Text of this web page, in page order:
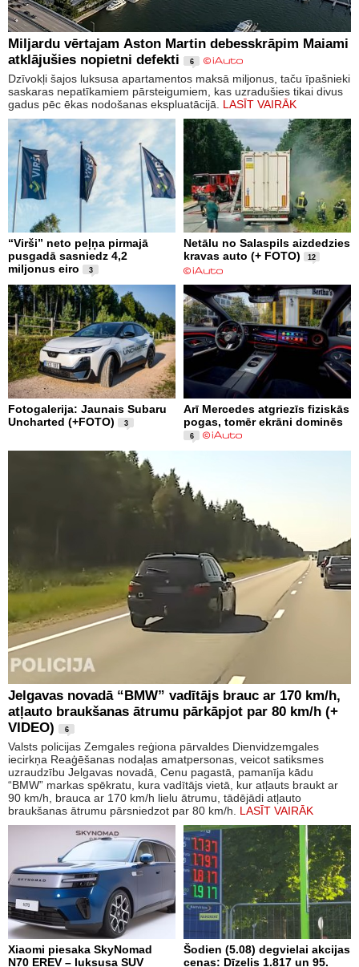
Miljardu vērtajam Aston Martin debesskrāpim Maiami
atklājušies nopietni defekti
6
Dzīvokļi šajos luksusa apartamentos maksā miljonus, taču īpašnieki
saskaras nepatīkamiem pārsteigumiem, kas uzradušies tikai divus
gadus pēc ēkas nodošanas ekspluatācijā. LASĪT VAIRĀK
“Virši” neto peļņa pirmajā
pusgadā sasniedz 4,2
miljonus eiro
3
Netālu no Salaspils aizdedzies
kravas auto (+ FOTO)
12
Fotogalerija: Jaunais Subaru
Uncharted (+FOTO)
3
Arī Mercedes atgriezīs fiziskās
pogas, tomēr ekrāni dominēs
6
Jelgavas novadā “BMW” vadītājs brauc ar 170 km/h,
atļauto braukšanas ātrumu pārkāpjot par 80 km/h (+
VIDEO)
6
Valsts policijas Zemgales reģiona pārvaldes Dienvidzemgales
iecirkņa Reaģēšanas nodaļas amatpersonas, veicot satiksmes
uzraudzību Jelgavas novadā, Cenu pagastā, pamanīja kādu
“BMW” markas spēkratu, kura vadītājs vietā, kur atļauts braukt ar
90 km/h, brauca ar 170 km/h lielu ātrumu, tādējādi atļauto
braukšanas ātrumu pārsniedzot par 80 km/h. LASĪT VAIRĀK
Xiaomi piesaka SkyNomad
N70 EREV – luksusa SUV
Šodien (5.08) degvielai akcijas
cenas: Dīzelis 1.817 un 95.